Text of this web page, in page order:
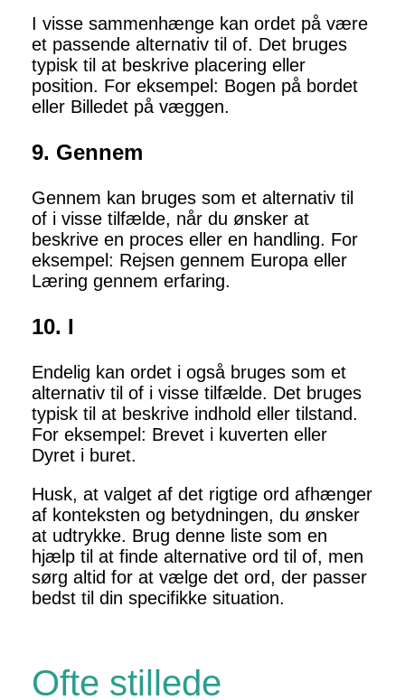
I visse sammenhænge kan ordet på være
et passende alternativ til of. Det bruges
typisk til at beskrive placering eller
position. For eksempel: Bogen på bordet
eller Billedet på væggen.
9. Gennem
Gennem kan bruges som et alternativ til
of i visse tilfælde, når du ønsker at
beskrive en proces eller en handling. For
eksempel: Rejsen gennem Europa eller
Læring gennem erfaring.
10. I
Endelig kan ordet i også bruges som et
alternativ til of i visse tilfælde. Det bruges
typisk til at beskrive indhold eller tilstand.
For eksempel: Brevet i kuverten eller
Dyret i buret.
Husk, at valget af det rigtige ord afhænger
af konteksten og betydningen, du ønsker
at udtrykke. Brug denne liste som en
hjælp til at finde alternative ord til of, men
sørg altid for at vælge det ord, der passer
bedst til din specifikke situation.
Ofte stillede